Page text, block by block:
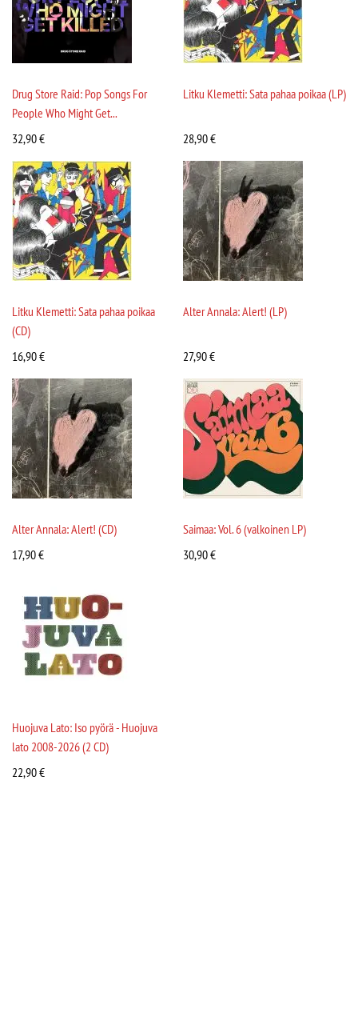
Drug Store Raid: Pop Songs For
People Who Might Get...
32,90€
Litku Klemetti: Sata pahaa poikaa (LP)
28,90€
Litku Klemetti: Sata pahaa poikaa
(CD)
16,90€
Alter Annala: Alert! (LP)
27,90€
Alter Annala: Alert! (CD)
17,90€
Saimaa: Vol. 6 (valkoinen LP)
30,90€
Huojuva Lato: Iso pyörä - Huojuva
lato 2008-2026 (2 CD)
22,90€